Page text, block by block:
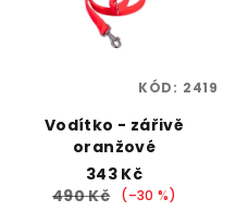
Vodítko - zářivě
oranžové
343 Kč
490 Kč
(–30 %)
KÓD: 2419